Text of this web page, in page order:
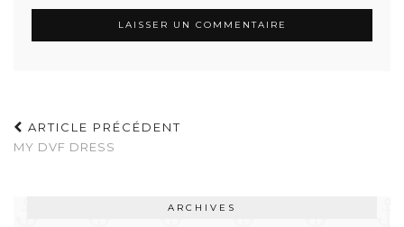
ARTICLE PRÉCÉDENT
MY DVF DRESS
ARCHIVES